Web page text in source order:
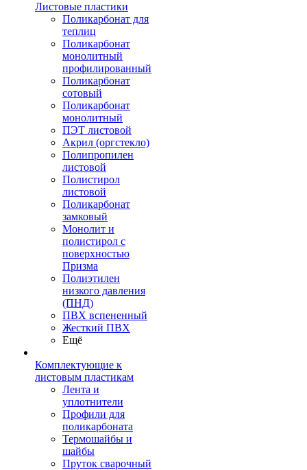
Листовые пластики
Поликарбонат для
теплиц
Поликарбонат
монолитный
профилированный
Поликарбонат
сотовый
Поликарбонат
монолитный
ПЭТ листовой
Акрил (оргстекло)
Полипропилен
листовой
Полистирол
листовой
Поликарбонат
замковый
Монолит и
полистирол с
поверхностью
Призма
Полиэтилен
низкого давления
(ПНД)
ПВХ вспененный
Жесткий ПВХ
Ещё
Комплектующие к
листовым пластикам
Лента и
уплотнители
Профили для
поликарбоната
Термошайбы и
шайбы
Пруток сварочный